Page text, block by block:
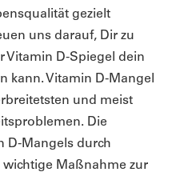
gezielt
uns darauf, Dir zu
Vitamin D-Spiegel dein
kann. Vitamin D-Mangel
und meist
Die
D-Mangels durch
wichtige Maßnahme zur